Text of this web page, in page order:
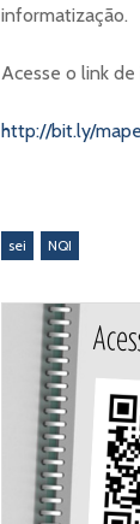
informatização.
Acesse o link
http://bit.ly/
sei NQI